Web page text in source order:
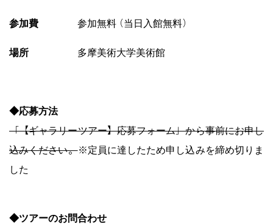
参加費 参加無料（当日入館無料）
場所 多摩美術大学美術館
◆応募方法
「【ギャラリーツアー】応募フォーム」から事前にお申し
込みください。※定員に達したため申し込みを締め切りま
した
◆ツアーのお問合わせ